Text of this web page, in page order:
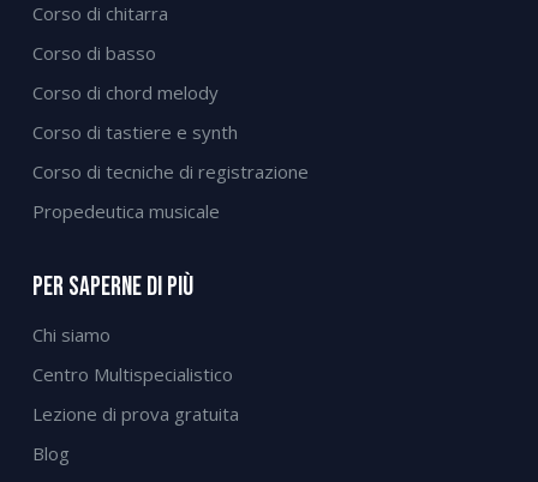
Corso di chitarra
Corso di basso
Corso di chord melody
Corso di tastiere e synth
Corso di tecniche di registrazione
Propedeutica musicale
Per Saperne Di Più
Chi siamo
Centro Multispecialistico
Lezione di prova gratuita
Blog